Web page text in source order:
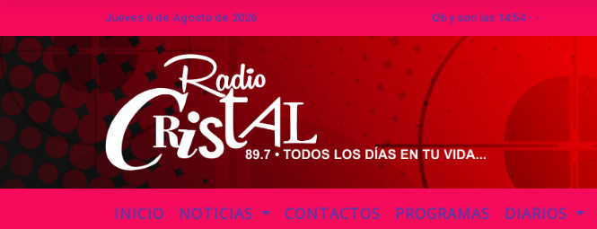
Jueves 6 de Agosto de 2026Hoy es Jueves 6 de Agosto de 2026 y son las 14:54 - -
INICIO NOTICIAS CONTACTOS PROGRAMAS DIARIOS